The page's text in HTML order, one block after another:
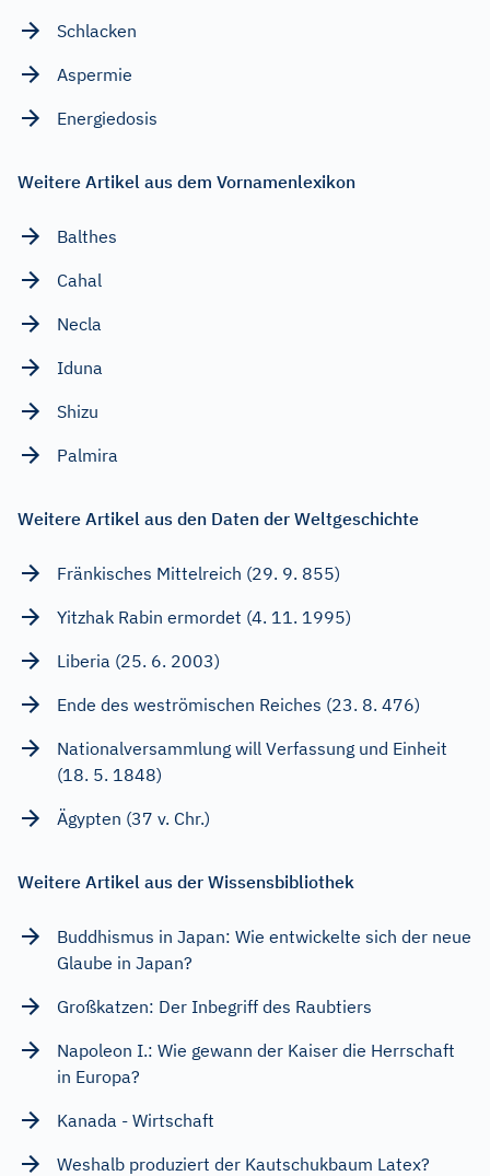
Schlacken
Aspermie
Energiedosis
Weitere Artikel aus dem Vornamenlexikon
Balthes
Cahal
Necla
Iduna
Shizu
Palmira
Weitere Artikel aus den Daten der Weltgeschichte
Fränkisches Mittelreich (29. 9. 855)
Yitzhak Rabin ermordet (4. 11. 1995)
Liberia (25. 6. 2003)
Ende des weströmischen Reiches (23. 8. 476)
Nationalversammlung will Verfassung und Einheit
(18. 5. 1848)
Ägypten (37 v. Chr.)
Weitere Artikel aus der Wissensbibliothek
Buddhismus in Japan: Wie entwickelte sich der neue
Glaube in Japan?
Großkatzen: Der Inbegriff des Raubtiers
Napoleon I.: Wie gewann der Kaiser die Herrschaft
in Europa?
Kanada - Wirtschaft
Weshalb produziert der Kautschukbaum Latex?